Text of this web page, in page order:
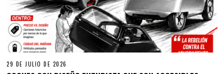
29 DE JULIO DE 2026